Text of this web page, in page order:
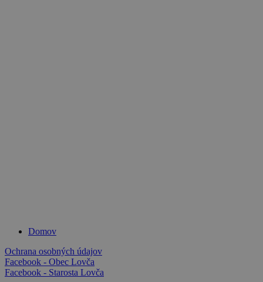
Domov
Ochrana osobných údajov
Facebook - Obec Lovča
Facebook - Starosta Lovča